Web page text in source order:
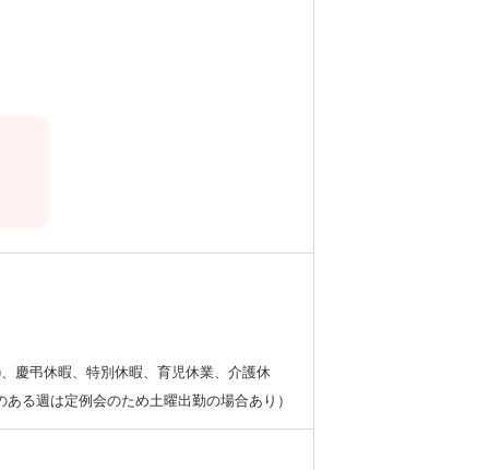
慶弔休暇、特別休暇、育児休業、介護休
る週は定例会のため土曜出勤の場合あり）